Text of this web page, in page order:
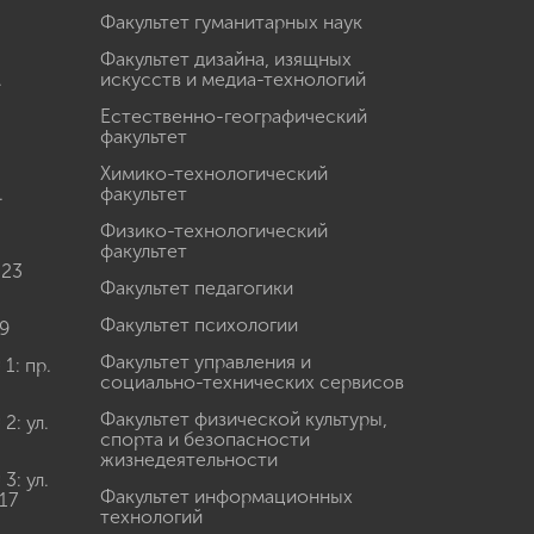
пр.
ул.
ул.
Факультет гуманитарных наук
Факультет дизайна, изящных
искусств и медиа-технологий
Естественно-географический
факультет
Химико-технологический
факультет
Физико-технологический
факультет
Факультет педагогики
Факультет психологии
Факультет управления и
социально-технических сервисов
Факультет физической культуры,
спорта и безопасности
жизнедеятельности
Факультет информационных
технологий